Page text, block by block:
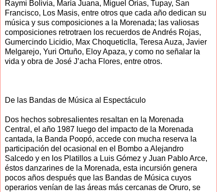
Raymi Bolivia, María Juana, Miguel Orias, Tupay, San
Francisco, Los Masis, entre otros que cada año dedican su
música y sus composiciones a la Morenada; las valiosas
composiciones retrotraen los recuerdos de Andrés Rojas,
Gumercindo Licidio, Max Choqueticlla, Teresa Auza, Javier
Melgarejo, Yuri Ortuño, Eloy Apaza, y como no señalar la
vida y obra de José J’acha Flores, entre otros.
De las Bandas de Música al Espectáculo
Dos hechos sobresalientes resaltan en la Morenada
Central, el año 1987 luego del impacto de la Morenada
cantada, la Banda Poopó, accede con mucha reserva la
participación del ocasional en el Bombo a Alejandro
Salcedo y en los Platillos a Luis Gómez y Juan Pablo Arce,
éstos danzarines de la Morenada, esta incursión genera
pocos años después que las Bandas de Música cuyos
operarios venían de las áreas más cercanas de Oruro, se